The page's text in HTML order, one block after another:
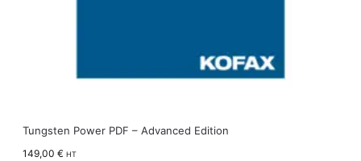
Tungsten Power PDF – Advanced Edition
149,00 € HT